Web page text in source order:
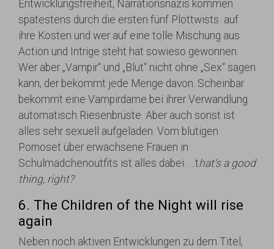
Entwicklungsfreiheit, Narrationsnazis kommen
spätestens durch die ersten fünf Plottwists auf
ihre Kosten und wer auf eine tolle Mischung aus
Action und Intrige steht hat sowieso gewonnen.
Wer aber „Vampir“ und „Blut“ nicht ohne „Sex“ sagen
kann, der bekommt jede Menge davon. Scheinbar
bekommt eine Vampirdame bei ihrer Verwandlung
automatisch Riesenbrüste. Aber auch sonst ist
alles sehr sexuell aufgeladen. Vom blutigen
Pornoset über erwachsene Frauen in
Schulmädchenoutfits ist alles dabei. …that’s a good
thing, right?
6. The Children of the Night will rise
again
Neben noch aktiven Entwicklungen zu dem Titel,